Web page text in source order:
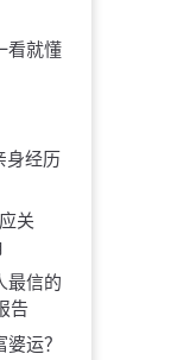
看就懂
身经历
关
最信的
告
运？